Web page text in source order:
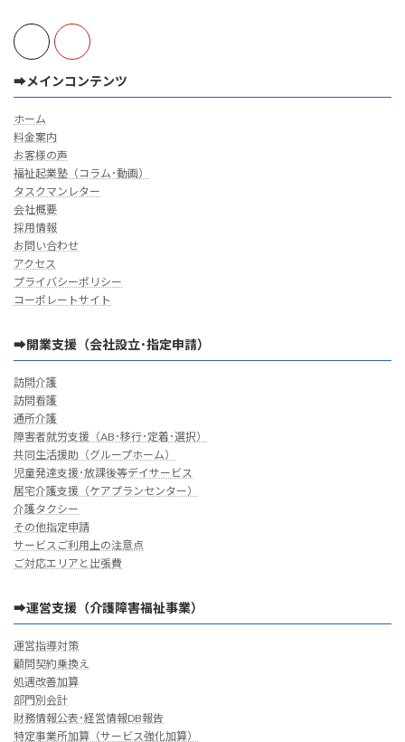
➡メインコンテンツ
ホーム
料金案内
お客様の声
福祉起業塾（コラム･動画）
タスクマンレター
会社概要
採用情報
お問い合わせ
アクセス
プライバシーポリシー
コーポレートサイト
➡開業支援（会社設立･指定申請）
訪問介護
訪問看護
通所介護
障害者就労支援（AB･移行･定着･選択）
共同生活援助（グループホーム）
児童発達支援･放課後等デイサービス
居宅介護支援（ケアプランセンター）
介護タクシー
その他指定申請
サービスご利用上の注意点
ご対応エリアと出張費
➡運営支援（介護障害福祉事業）
運営指導対策
顧問契約乗換え
処遇改善加算
部門別会計
財務情報公表･経営情報DB報告
特定事業所加算（サービス強化加算）